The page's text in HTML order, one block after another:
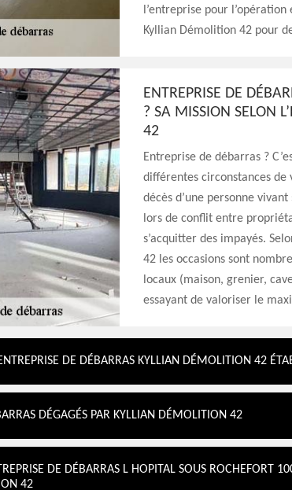
l’entreprise pour
Kyllian Démolition 42 pour
ENTREPRISE DE
? SA MISSION SELON
42
Entreprise de débarras ?
différentes circonstances de
décès d’une personne
lors de conflit entre
s’acquitter des impayés.
42 les occasions sont
locaux (maison, grenier,
essayant de valoriser le
DE DÉBARRAS KYLLIAN DÉMOLITION 42
DÉGAGÉS PAR KYLLIAN DÉMOLITION 42
DE DÉBARRAS L HOPITAL SOUS ROCHEFORT
42